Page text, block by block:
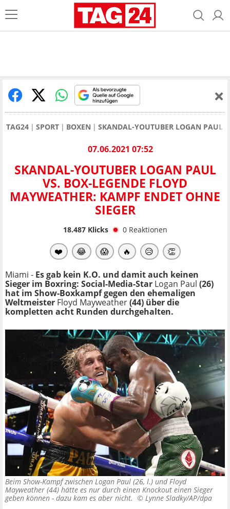
TAG24 SPORT BOXEN SKANDAL-YOUTUBER LOGAN PAUL
07.06.2021 07:52
SKANDAL-YOUTUBER LOGAN PAUL
VS. BOX-LEGENDE FLOYD
MAYWEATHER: KAMPF ENDET OHNE
SIEGER
18.487Klicks 0 Reaktionen
❤️ 😂 😱 🔥 😥 👏
Miami - Es gab kein K.O. und damit auch keinen
Sieger im Boxring: Social-Media-Star Logan Paul (26)
hat im Show-Boxkampf gegen den ehemaligen
Weltmeister Floyd Mayweather(44) über die
kompletten acht Runden durchgehalten.
Beim Show-Kampf zwischen Logan Paul (26, l.) und Floyd
Mayweather (44) hätte es nur durch einen Knockout einen Sieger
geben können - dazu kam es aber nicht. © Lynne Sladky/AP/dpa